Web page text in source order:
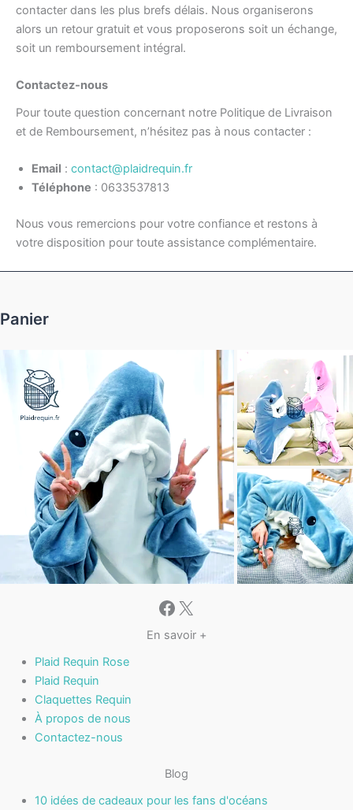
contacter dans les plus brefs délais. Nous organiserons
alors un retour gratuit et vous proposerons soit un échange,
soit un remboursement intégral.
Contactez-nous
Pour toute question concernant notre Politique de Livraison
et de Remboursement, n’hésitez pas à nous contacter :
Email : contact@plaidrequin.fr
Téléphone : 0633537813
Nous vous remercions pour votre confiance et restons à
votre disposition pour toute assistance complémentaire.
Panier
Facebook
X
En savoir +
Plaid Requin Rose
Plaid Requin
Claquettes Requin
À propos de nous
Contactez-nous
Blog
10 idées de cadeaux pour les fans d'océans